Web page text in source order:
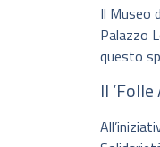
Il Museo
Palazzo
questo
Il